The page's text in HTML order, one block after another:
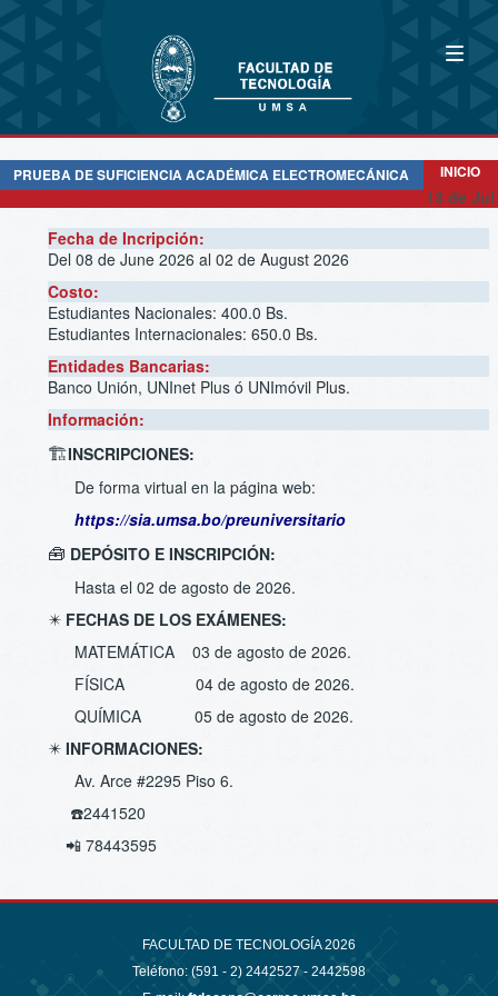
PRUEBA DE SUFICIENCIA ACADÉMICA ELECTROMECÁNICA INICIO
13 de Jul
Fecha de Incripción:
Del 08 de June 2026 al 02 de August 2026
Costo:
Estudiantes Nacionales: 400.0 Bs.
Estudiantes Internacionales: 650.0 Bs.
Entidades Bancarias:
Banco Unión, UNInet Plus ó UNImóvil Plus.
Información:
🏗️INSCRIPCIONES:
De forma virtual en la página web:
https://sia.umsa.bo/preuniversitario
🧰 DEPÓSITO E INSCRIPCIÓN:
Hasta el 02 de agosto de 2026.
✴️ FECHAS DE LOS EXÁMENES:
MATEMÁTICA 03 de agosto de 2026.
FÍSICA 04 de agosto de 2026.
QUÍMICA 05 de agosto de 2026.
✴️ INFORMACIONES:
Av. Arce #2295 Piso 6.
☎️2441520
📲 78443595
FACULTAD DE TECNOLOGÍA 2026
Teléfono: (591 - 2) 2442527 - 2442598